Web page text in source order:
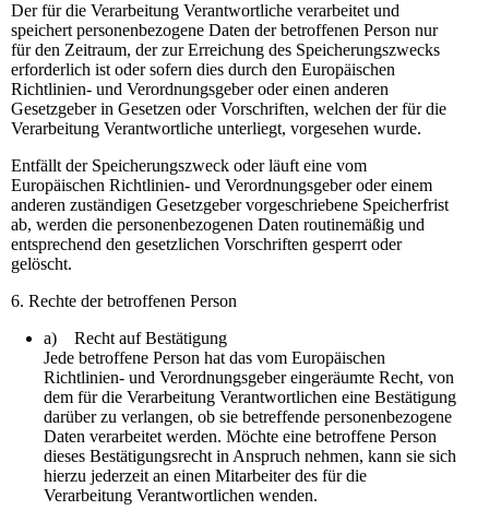
Der für die Verarbeitung Verantwortliche verarbeitet und
speichert personenbezogene Daten der betroffenen Person nur
für den Zeitraum, der zur Erreichung des Speicherungszwecks
erforderlich ist oder sofern dies durch den Europäischen
Richtlinien- und Verordnungsgeber oder einen anderen
Gesetzgeber in Gesetzen oder Vorschriften, welchen der für die
Verarbeitung Verantwortliche unterliegt, vorgesehen wurde.
Entfällt der Speicherungszweck oder läuft eine vom
Europäischen Richtlinien- und Verordnungsgeber oder einem
anderen zuständigen Gesetzgeber vorgeschriebene Speicherfrist
ab, werden die personenbezogenen Daten routinemäßig und
entsprechend den gesetzlichen Vorschriften gesperrt oder
gelöscht.
6. Rechte der betroffenen Person
a) Recht auf Bestätigung
Jede betroffene Person hat das vom Europäischen
Richtlinien- und Verordnungsgeber eingeräumte Recht, von
dem für die Verarbeitung Verantwortlichen eine Bestätigung
darüber zu verlangen, ob sie betreffende personenbezogene
Daten verarbeitet werden. Möchte eine betroffene Person
dieses Bestätigungsrecht in Anspruch nehmen, kann sie sich
hierzu jederzeit an einen Mitarbeiter des für die
Verarbeitung Verantwortlichen wenden.